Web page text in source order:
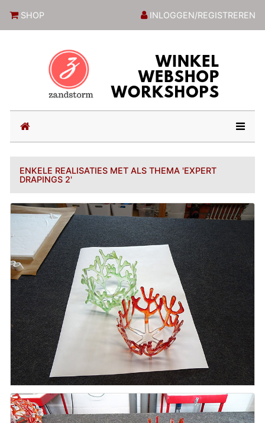
SHOP INLOGGEN/REGISTREREN
(current)
ENKELE REALISATIES MET ALS THEMA 'EXPERT
DRAPINGS 2'